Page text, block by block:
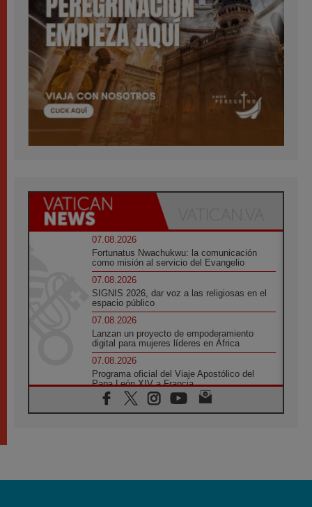
07.08.2026
Fortunatus Nwachukwu: la comunicación
como misión al servicio del Evangelio
07.08.2026
SIGNIS 2026, dar voz a las religiosas en el
espacio público
07.08.2026
Lanzan un proyecto de empoderamiento
digital para mujeres líderes en África
07.08.2026
Programa oficial del Viaje Apostólico del
Papa León XIV a Francia
07.08.2026
Obispos de Ecuador: El bien de las familias
06.08.2026